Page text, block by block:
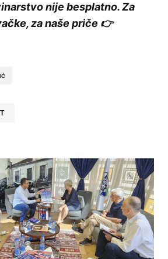
nije besplatno. Za
za naše priče 👉
will not be published.
marked *